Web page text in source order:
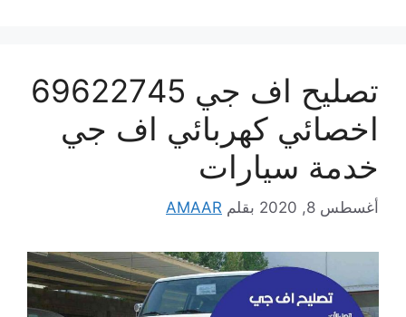
تصليح اف جي 69622745
اخصائي كهربائي اف جي
خدمة سيارات
أغسطس 8, 2020 بقلم AMAAR